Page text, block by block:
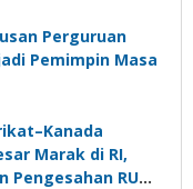
Perguruan
Pemimpin Masa
Marak di RI,
Pengesahan RUU